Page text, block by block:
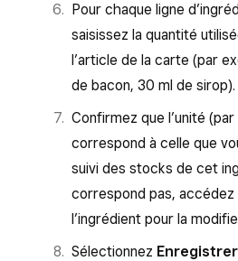
en fonction du niveau
ingrédient.
Sélectionnez
Enregistrer
Pour chaque ligne
saisissez la quantité
l’article de la carte (par
de bacon, 30 ml de sirop).
Confirmez que l’unité
correspond à celle que
suivi des stocks de cet
correspond pas, accédez
l’ingrédient pour la
Sélectionnez Enregistrer